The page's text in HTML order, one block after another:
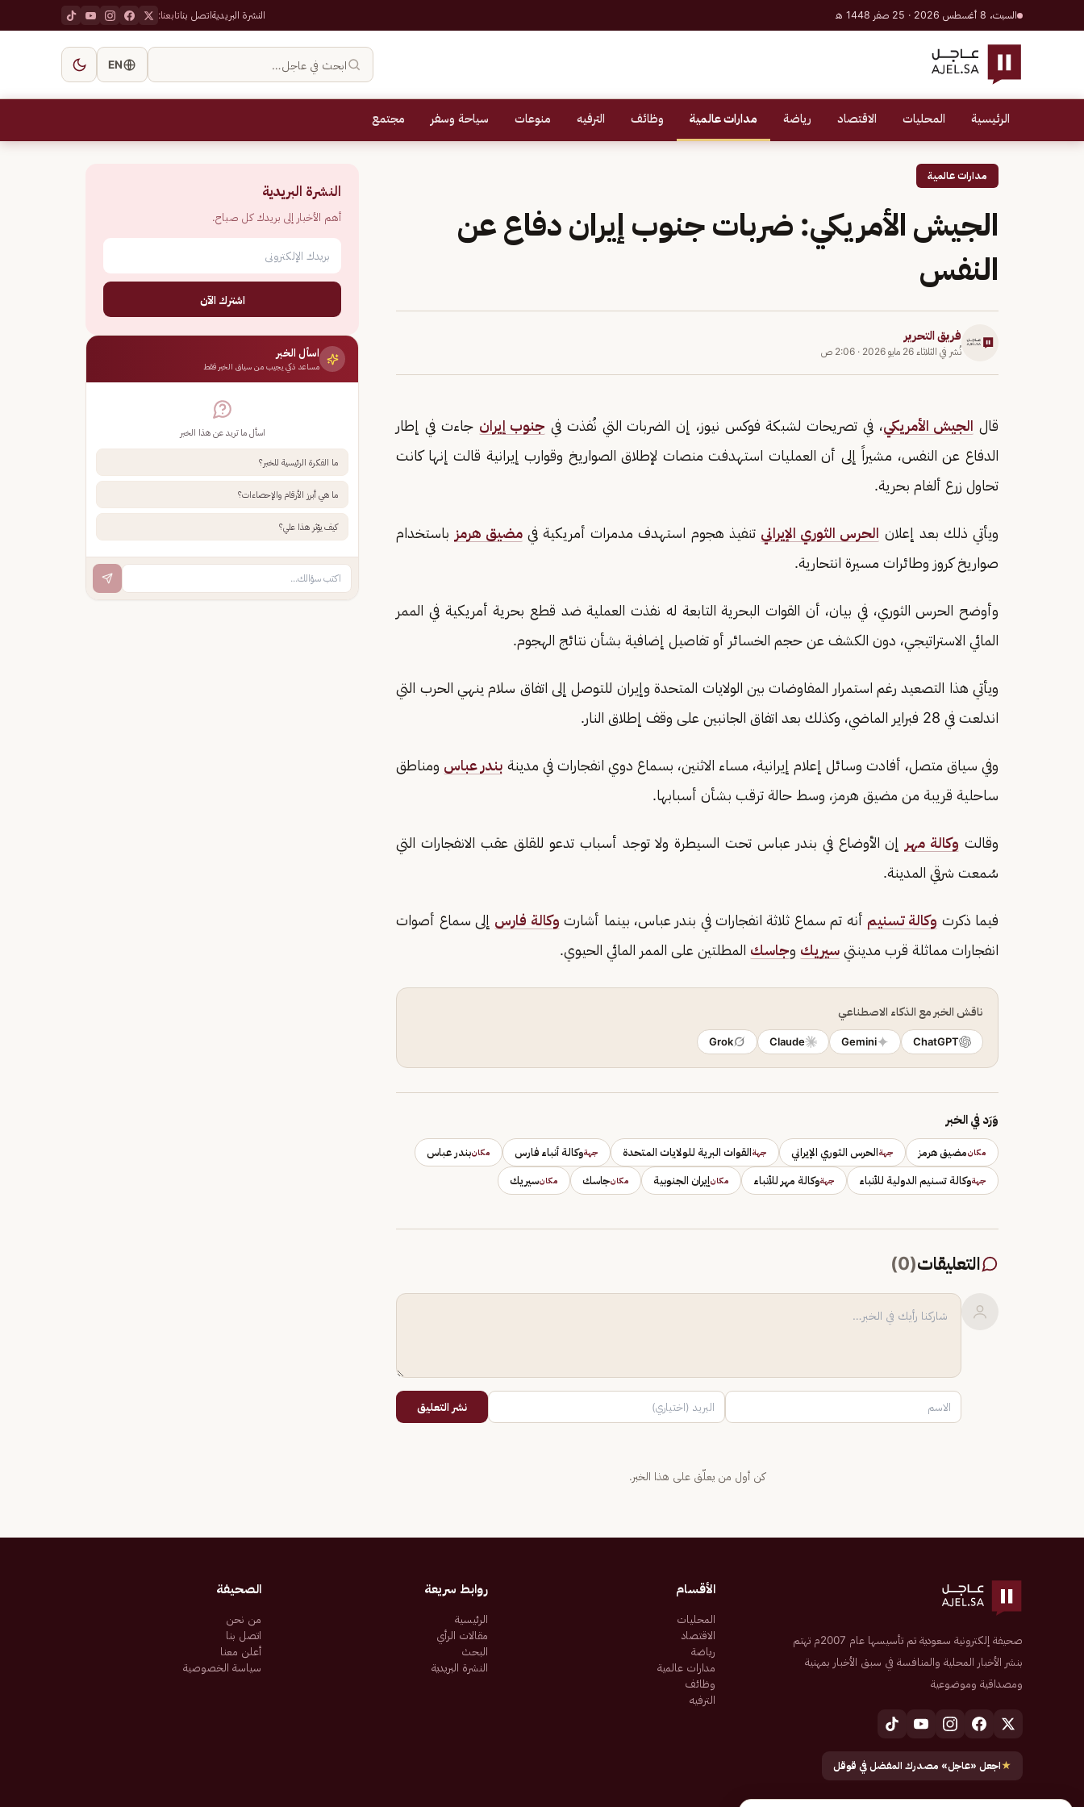
السبت، 8 أغسطس 2026 · 25 صفر 1448 هـ النشرة البريديةاتصل بناتابعنا:
ابحث في عاجل… EN
الرئيسية المحليات الاقتصاد رياضة مدارات عالمية وظائف الترفيه منوعات سياحة وسفر مجتمع
مدارات عالمية
الجيش الأمريكي: ضربات جنوب إيران دفاع عن
النفس
فريق التحرير
نُشر في الثلاثاء 26 مايو 2026 · 2:06 ص
قال الجيش الأمريكي، في تصريحات لشبكة فوكس نيوز، إن الضربات التي نُفذت في جنوب إيران جاءت في إطار
الدفاع عن النفس، مشيراً إلى أن العمليات استهدفت منصات لإطلاق الصواريخ وقوارب إيرانية قالت إنها كانت
تحاول زرع ألغام بحرية.
ويأتي ذلك بعد إعلان الحرس الثوري الإيراني تنفيذ هجوم استهدف مدمرات أمريكية فيمضيق هرمز باستخدام
صواريخ كروز وطائرات مسيرة انتحارية.
وأوضح الحرس الثوري، في بيان، أن القوات البحرية التابعة له نفذت العملية ضد قطع بحرية أمريكية في الممر
المائي الاستراتيجي، دون الكشف عن حجم الخسائر أو تفاصيل إضافية بشأن نتائج الهجوم.
ويأتي هذا التصعيد رغم استمرار المفاوضات بين الولايات المتحدة وإيران للتوصل إلى اتفاق سلام ينهي الحرب التي
اندلعت في 28 فبراير الماضي، وكذلك بعد اتفاق الجانبين على وقف إطلاق النار.
وفي سياق متصل، أفادت وسائل إعلام إيرانية، مساء الاثنين، بسماع دوي انفجارات في مدينة بندر عباس ومناطق
ساحلية قريبة من مضيق هرمز، وسط حالة ترقب بشأن أسبابها.
وقالت وكالة مهر إن الأوضاع في بندر عباس تحت السيطرة ولا توجد أسباب تدعو للقلق عقب الانفجارات التي
سُمعت شرقي المدينة.
فيما ذكرت وكالة تسنيم أنه تم سماع ثلاثة انفجارات في بندر عباس، بينما أشارت وكالة فارس إلى سماع أصوات
انفجارات مماثلة قرب مدينتي سيريك وجاسك المطلتين على الممر المائي الحيوي.
ناقش الخبر مع الذكاء الاصطناعي
ChatGPT
Gemini
Claude
Grok
وَرَد في الخبر
مكانمضيق هرمز جهةالحرس الثوري الإيراني جهةالقوات البرية للولايات المتحدة جهةوكالة أنباء فارس مكانبندر عباس
جهةوكالة تسنيم الدولية للأنباء جهةوكالة مهر للأنباء مكانإيران الجنوبية مكانجاسك مكانسيريك
التعليقات(
0
)
نشر التعليق
كن أول من يعلّق على هذا الخبر.
النشرة البريدية
أهم الأخبار إلى بريدك كل صباح.
اشترك الآن
اسأل الخبر
مساعد ذكي يجيب من سياق الخبر فقط
اسأل ما تريد عن هذا الخبر
ما الفكرة الرئيسية للخبر؟
ما هي أبرز الأرقام والإحصاءات؟
كيف يؤثر هذا علي؟
صحيفة إلكترونية سعودية تم تأسيسها عام 2007م تهتم
بنشر الأخبار المحلية والمنافسة في سبق الأخبار بمهنية
ومصداقية وموضوعية
★اجعل «عاجل» مصدرك المفضل في قوقل
الأقسام
المحليات
الاقتصاد
رياضة
مدارات عالمية
وظائف
الترفيه
روابط سريعة
الرئيسية
مقالات الرأي
البحث
النشرة البريدية
الصحيفة
من نحن
اتصل بنا
أعلن معنا
سياسة الخصوصية